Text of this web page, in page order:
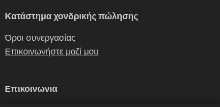
Κατάστημα χονδρικής πώλησης
Όροι συνεργασίας
Επικοινωνήστε μαζί μου
Επικοινωνια